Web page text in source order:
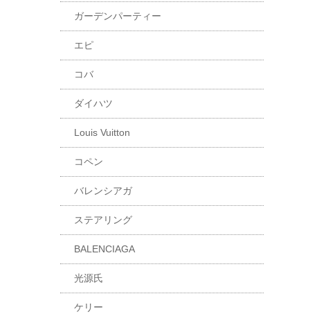
ガーデンパーティー
エピ
コバ
ダイハツ
Louis Vuitton
コペン
バレンシアガ
ステアリング
BALENCIAGA
光源氏
ケリー